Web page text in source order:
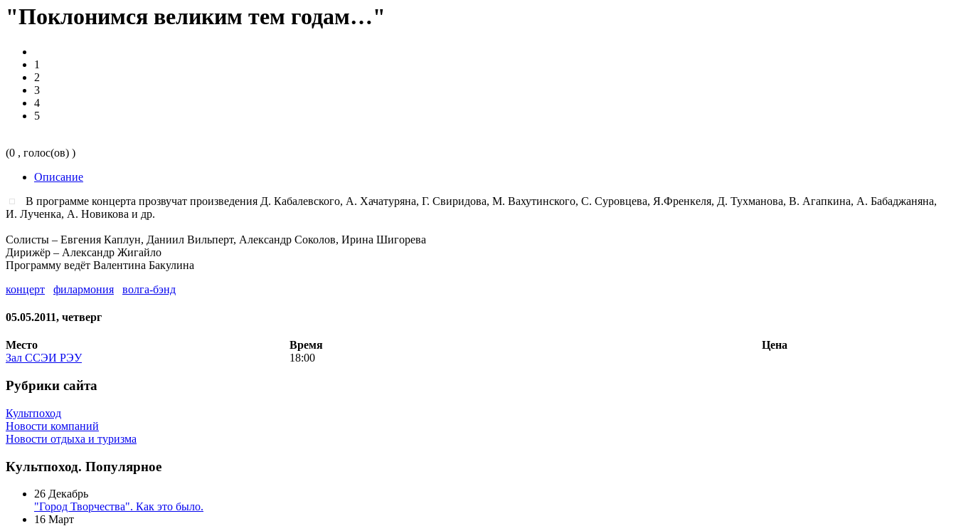
"Поклонимся великим тем годам…"
1
2
3
4
5
(0 , голос(ов) )
Описание
В программе концерта прозвучат произведения Д. Кабалевского, А. Хачатуряна, Г. Свиридова, М. Вахутинского, С. Суровцева, Я.Френкеля, Д. Тухманова, В. Агапкина, А. Бабаджаняна,
И. Лученка, А. Новикова и др.
Солисты – Евгения Каплун, Даниил Вильперт, Александр Соколов, Ирина Шигорева
Дирижёр – Александр Жигайло
Программу ведёт Валентина Бакулина
концерт
филармония волга-бэнд
05.05.2011, четверг
Место Время
Цена
Зал ССЭИ РЭУ
18:00
Рубрики сайта
Культпоход
Новости компаний
Новости отдыха и туризма
Культпоход. Популярное
26 Декабрь
"Город Творчества". Как это было.
16 Март